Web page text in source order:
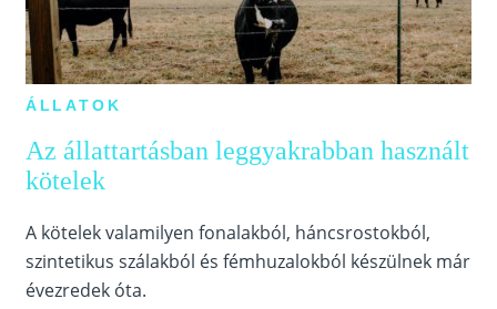
ÁLLATOK
Az állattartásban leggyakrabban használt
kötelek
A kötelek valamilyen fonalakból, háncsrostokból,
szintetikus szálakból és fémhuzalokból készülnek már
évezredek óta.